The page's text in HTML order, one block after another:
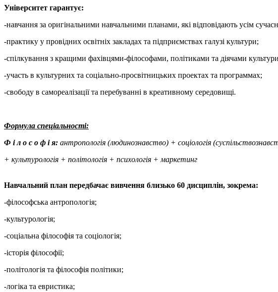
Університет гарантує:
-навчання за оригінальними навчальними планами, які відповідають усім
-практику у провідних освітніх закладах та підприємствах галузі культури;
-спілкування з кращими фахівцями-філософами, політиками та діячами
-участь в культурних та соціально-просвітницьких проектах та программах;
-свободу в самореалізації та перебуванні в креативному середовищі.
Формула спеціальності:
Ф і л о с о ф і я: антропологія (людинознавство) + соціологія
+ культурологія + політологія + психологія + маркетинг
Навчальний план передбачає вивчення близько 60 дисциплін, зокрема:
-філософська антропологія;
-культурологія;
-соціальна філософія та соціологія;
-історія філософії;
-політологія та філософія політики;
-логіка та евристика;